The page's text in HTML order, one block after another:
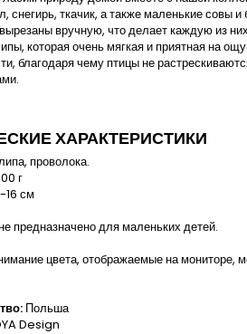
снегирь, ткачик, а также маленькие совы
вручную, что делает каждую из
которая очень мягкая и приятная на
благодаря чему птицы не
ХАРАКТЕРИСТИКИ
проволока.
г
16 см
предназначено для маленьких детей.
цвета, отображаемые на мониторе,
Польша
Design